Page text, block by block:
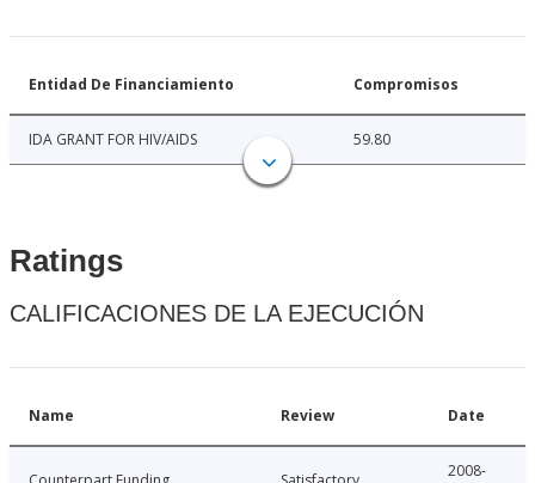
Entidad De Financiamiento Compromisos
IDA GRANT FOR HIV/AIDS 59.80
Ratings
CALIFICACIONES DE LA EJECUCIÓN
Name Review Date
2008-